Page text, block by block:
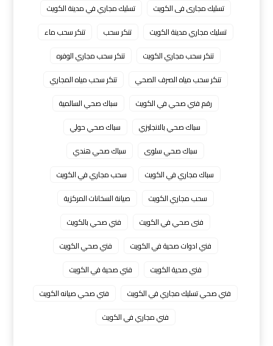
تسليك مجارى فى الكويت
تسليك مجاري في مدينة الكويت
تسليك مجاري مدينة الكويت
تنكر سحب
تنكر سحب ماء
تنكر سحب مجاري الكويت
تنكر سحب مجاري الوفره
تنكر سحب مياه الصرف الصحي
تنكر سحب مياه المجاري
رقم فني صحي في الكويت
سباك صحي السالمية
سباك صحي بالانجليزي
سباك صحي حولي
سباك صحي سلوى
سباك صحي هندي
سباك مجاري في الكويت
سحب مجاري في الكويت
سحب مجاري الكويت
صيانة السخانات المركزية
فنى صحي في الكويت
فني صحي بالكويت
فني ادوات صحية في الكويت
فني صحي الكويت
فني صحية الكويت
فني صحية في الكويت
فني صحي تسليك مجاري في الكويت
فني صحي صيانه الكويت
فني مجاري في الكويت